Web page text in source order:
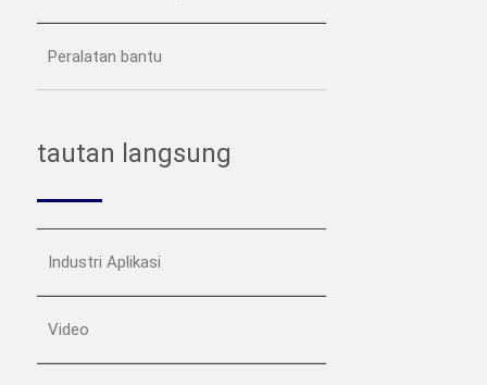
Peralatan bantu
tautan langsung
Industri Aplikasi
Video